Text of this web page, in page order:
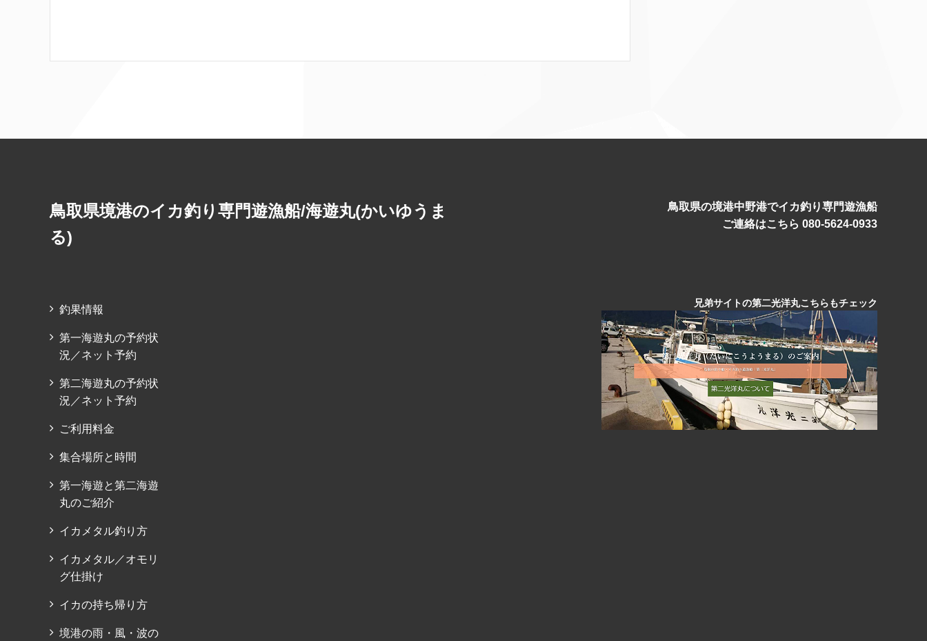
k
鳥取県境港のイカ釣り専門遊漁船/海遊丸(かいゆうま
る)
鳥取県の境港中野港でイカ釣り専門遊漁船
ご連絡はこちら 080-5624-0933
釣果情報
第一海遊丸の予約状
況／ネット予約
第二海遊丸の予約状
況／ネット予約
ご利用料金
集合場所と時間
第一海遊と第二海遊
丸のご紹介
イカメタル釣り方
イカメタル／オモリ
グ仕掛け
イカの持ち帰り方
境港の雨・風・波の
兄弟サイトの第二光洋丸こちらもチェック